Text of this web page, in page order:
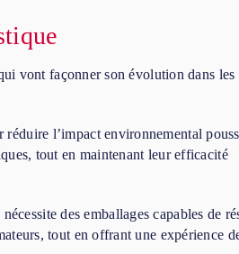
vont façonner son évolution dans les
réduire l’impact environnemental
tout en maintenant leur efficacité
des emballages capables de
tout en offrant une expérience